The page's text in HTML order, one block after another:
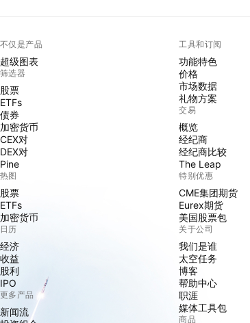
不仅是产品
超级图表
筛选器
股票
ETFs
债券
加密货币
CEX对
DEX对
Pine
热图
股票
ETFs
加密货币
日历
经济
收益
股利
IPO
更多产品
新闻流
工具和订阅
功能特色
价格
市场数据
礼物方案
交易
概览
经纪商
经纪商比较
The Leap
特别优惠
CME集团期货
Eurex期货
美国股票包
关于公司
我们是谁
太空任务
博客
帮助中心
职涯
媒体工具包
商品